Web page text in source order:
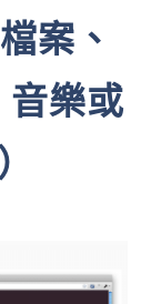
案、
樂或